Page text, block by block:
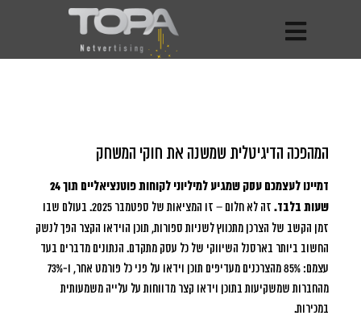
המהפכה הדיגיטלית שמשנה את חוקי המשחק
דמיינו לעצמכם עסק שמגיע למיליוני לקוחות פוטנציאליים תוך 24
שעות בלבד.
זה לא חלום – זו המציאות של ספטמבר 2025. בעולם שבו
זמן הקשב של הצרכן מתכווץ לשניות ספורות, תוכן הוידאו הקצר הפך לנשק
החשוב ביותר בארסנל השיווקי של כל עסק מתקדם. הנתונים מדברים בעד
עצמם: 85% מהצרכנים מעדיפים תוכן וידאו על פני כל פורמט אחר, ו-73%
מהחברות שמשקיעות בתוכן וידאו קצר מדווחות על עלייה משמעותית
במכירות.